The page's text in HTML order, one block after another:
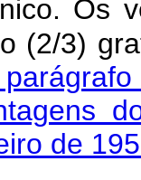
Os
(2/3)
de